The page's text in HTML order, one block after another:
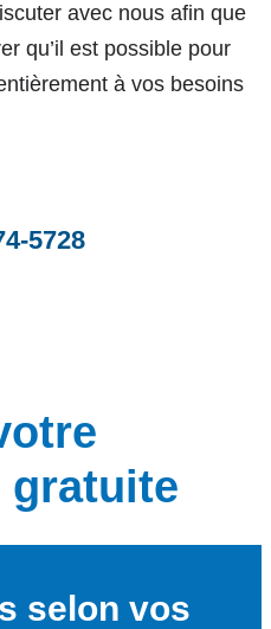
avec nous afin que
qu’il est possible pour
à vos besoins
5728
selon vos